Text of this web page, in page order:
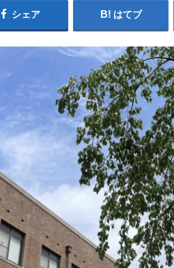
シェア はてブ